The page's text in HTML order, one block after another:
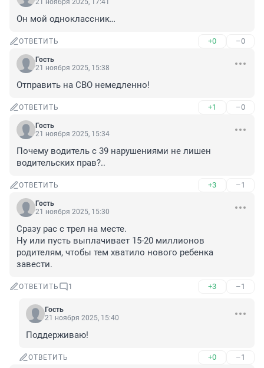
21 ноября 2025, 17:41
Он мой одноклассник…
ОТВЕТИТЬ +0 –0
Гость
21 ноября 2025, 15:38
Отправить на СВО немедленно!
ОТВЕТИТЬ +1 –0
Гость
21 ноября 2025, 15:34
Почему водитель с 39 нарушениями не лишен
водительских прав?..
ОТВЕТИТЬ +3 –1
Гость
21 ноября 2025, 15:30
Сразу рас с трел на месте.
Ну или пусть выплачивает 15-20 миллионов
родителям, чтобы тем хватило нового ребенка
завести.
ОТВЕТИТЬ 1 +3 –1
Гость
21 ноября 2025, 15:40
Поддерживаю!
ОТВЕТИТЬ +0 –1